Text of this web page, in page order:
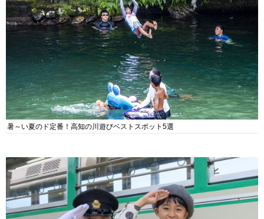
暑～い夏のド定番！高知の川遊びベストスポット5選